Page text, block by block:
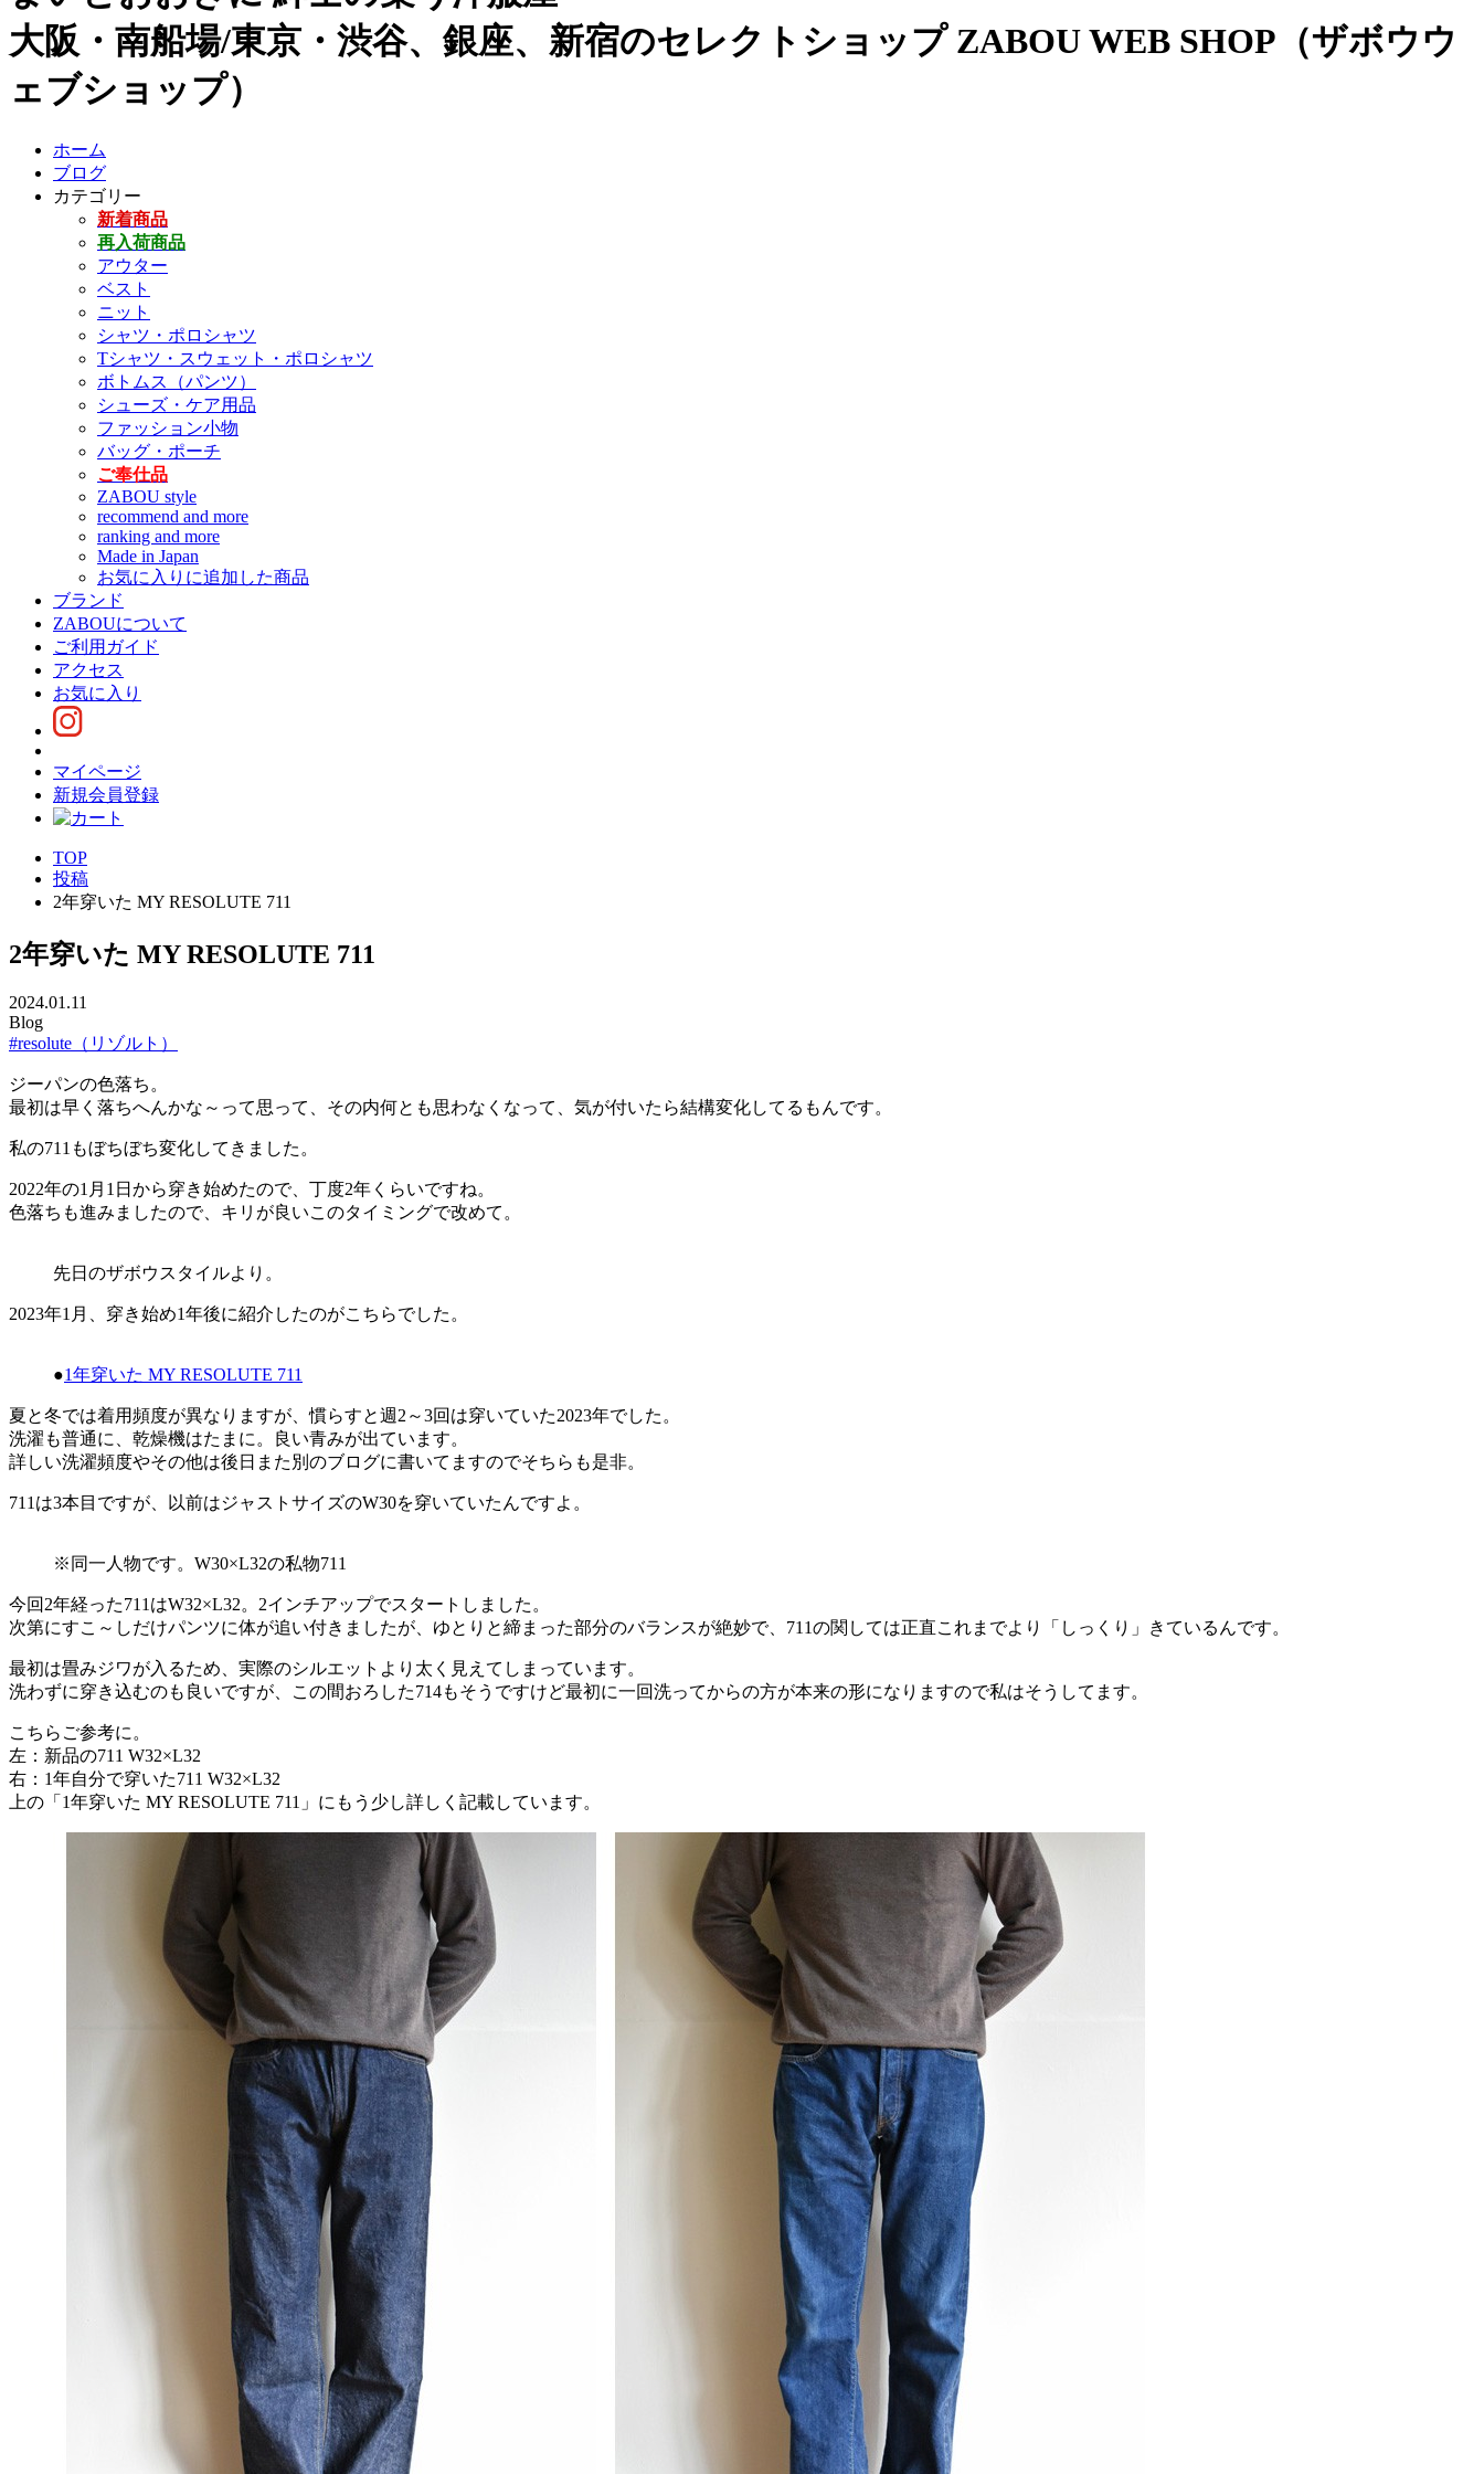
大阪・南船場/東京・渋谷、銀座、新宿のセレクトショップ ZABOU WEB SHOP（ザボウウ
ェブショップ）
ホーム
ブログ
カテゴリー
新着商品
再入荷商品
アウター
ベスト
ニット
シャツ・ポロシャツ
Tシャツ・スウェット・ポロシャツ
ボトムス（パンツ）
シューズ・ケア用品
ファッション小物
バッグ・ポーチ
ご奉仕品
ZABOU style
recommend and more
ranking and more
Made in Japan
お気に入りに追加した商品
ブランド
ZABOUについて
ご利用ガイド
アクセス
お気に入り
マイページ
新規会員登録
TOP
投稿
2年穿いた MY RESOLUTE 711
2年穿いた MY RESOLUTE 711
2024.01.11
Blog
#resolute（リゾルト）
ジーパンの色落ち。
最初は早く落ちへんかな～って思って、その内何とも思わなくなって、気が付いたら結構変化してるもんです。
私の711もぼちぼち変化してきました。
2022年の1月1日から穿き始めたので、丁度2年くらいですね。
色落ちも進みましたので、キリが良いこのタイミングで改めて。
先日のザボウスタイルより。
2023年1月、穿き始め1年後に紹介したのがこちらでした。
●1年穿いた MY RESOLUTE 711
夏と冬では着用頻度が異なりますが、慣らすと週2～3回は穿いていた2023年でした。
洗濯も普通に、乾燥機はたまに。良い青みが出ています。
詳しい洗濯頻度やその他は後日また別のブログに書いてますのでそちらも是非。
711は3本目ですが、以前はジャストサイズのW30を穿いていたんですよ。
※同一人物です。W30×L32の私物711
今回2年経った711はW32×L32。2インチアップでスタートしました。
次第にすこ～しだけパンツに体が追い付きましたが、ゆとりと締まった部分のバランスが絶妙で、711の関しては正直これまでより「しっくり」きているんです。
最初は畳みジワが入るため、実際のシルエットより太く見えてしまっています。
洗わずに穿き込むのも良いですが、この間おろした714もそうですけど最初に一回洗ってからの方が本来の形になりますので私はそうしてます。
こちらご参考に。
左：新品の711 W32×L32
右：1年自分で穿いた711 W32×L32
上の「1年穿いた MY RESOLUTE 711」にもう少し詳しく記載しています。